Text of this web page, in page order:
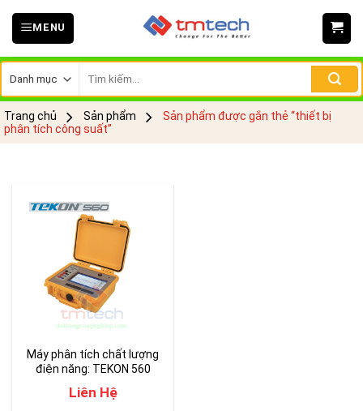
Skip
MENU
kiếm:
Trang chủ Sản phẩm
Sản phẩm được gắn thẻ “thiết bị
phân tích công suất”
Máy phân tích chất lượng
điện năng: TEKON 560
Liên Hệ